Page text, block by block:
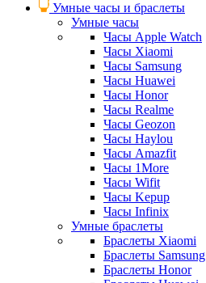
Умные часы и браслеты
Умные часы
Часы Apple Watch
Часы Xiaomi
Часы Samsung
Часы Huawei
Часы Honor
Часы Realme
Часы Geozon
Часы Haylou
Часы Amazfit
Часы 1More
Часы Wifit
Часы Kepup
Часы Infinix
Умные браслеты
Браслеты Xiaomi
Браслеты Samsung
Браслеты Honor